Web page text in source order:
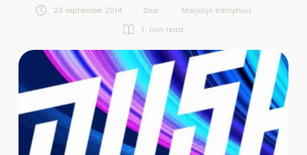
23 september 2014 Door:
Marjolijn Kamphuis
1
min read